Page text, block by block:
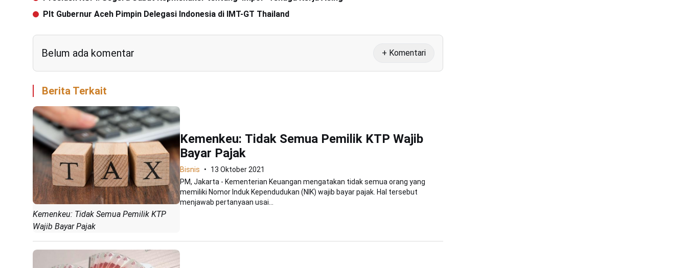
Plt Gubernur Aceh Pimpin Delegasi Indonesia di IMT-GT Thailand
Belum ada komentar + Komentari
Berita Terkait
Kemenkeu: Tidak Semua Pemilik KTP
Wajib Bayar Pajak
Kemenkeu: Tidak Semua Pemilik KTP Wajib
Bayar Pajak
Bisnis
13 Oktober 2021
PM, Jakarta - Kementerian Keuangan mengatakan tidak semua orang yang
memiliki Nomor Induk Kependudukan (NIK) wajib bayar pajak. Hal tersebut
menjawab pertanyaan usai...